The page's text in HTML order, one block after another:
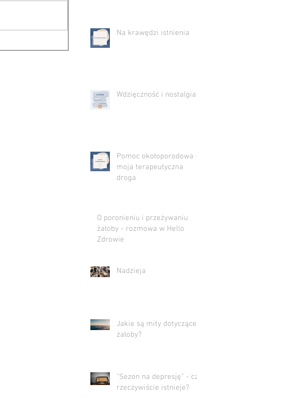
Na krawędzi istnienia
Wdzięczność i nostalgia
Pomoc okołoporodowa -
moja terapeutyczna
droga
O poronieniu i przeżywaniu
żałoby - rozmowa w Hello
Zdrowie
Nadzieja
Jakie są mity dotyczące
żałoby?
"Sezon na depresję" - czy
rzeczywiście istnieje?